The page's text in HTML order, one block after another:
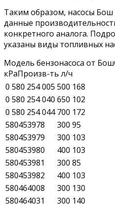
Таким образом, насосы
данные
конкретного аналога.
указаны виды топливных
Модель бензонасоса от
кРаПроизв-ть л/ч
0 580 254 005 500 168
0 580 254 040 650 102
0 580 254 044 700 172
580453978
300 95
580453979
300 103
580453980
400 103
580453981
300 85
580453982
400 103
580464008
300 130
580464031
300 140